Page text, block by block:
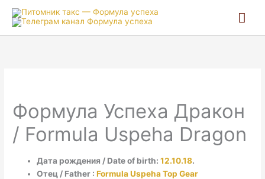
Формула Успеха Дракон
/ Formula Uspeha Dragon
Дата рождения / Date of birth:12.10.18.
Отец / Father :Formula Uspeha Top Gear